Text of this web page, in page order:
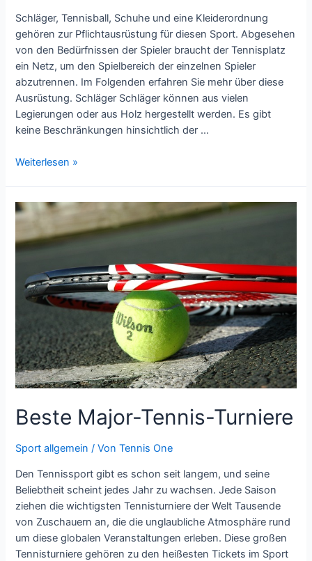
Schläger, Tennisball, Schuhe und eine Kleiderordnung
gehören zur Pflichtausrüstung für diesen Sport. Abgesehen
von den Bedürfnissen der Spieler braucht der Tennisplatz
ein Netz, um den Spielbereich der einzelnen Spieler
abzutrennen. Im Folgenden erfahren Sie mehr über diese
Ausrüstung. Schläger Schläger können aus vielen
Legierungen oder aus Holz hergestellt werden. Es gibt
keine Beschränkungen hinsichtlich der …
Tennis
Weiterlesen »
Beste Major-Tennis-Turniere
Sport allgemein / VonTennis One
Den Tennissport gibt es schon seit langem, und seine
Beliebtheit scheint jedes Jahr zu wachsen. Jede Saison
ziehen die wichtigsten Tennisturniere der Welt Tausende
von Zuschauern an, die die unglaubliche Atmosphäre rund
um diese globalen Veranstaltungen erleben. Diese großen
Tennisturniere gehören zu den heißesten Tickets im Sport